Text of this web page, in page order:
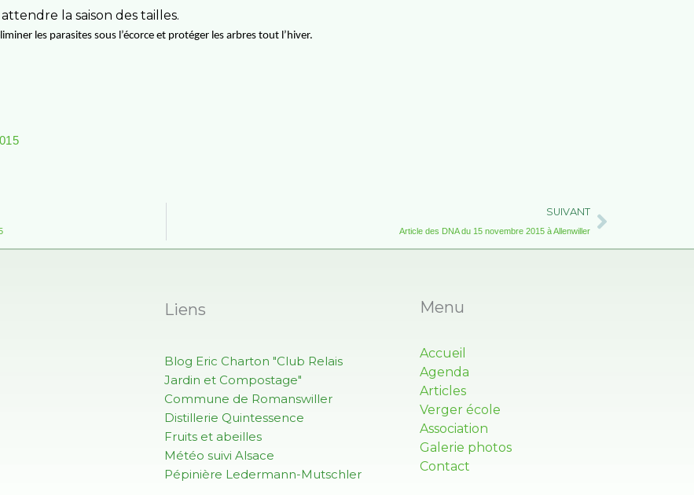
la saison des tailles.
les parasites sous l’écorce et protéger les arbres tout l’hiver.
SUIVANT
Article des DNA du 15 novembre 2015 à Allenwiller
Suivant
Liens
Blog Eric Charton "Club Relais
Jardin et Compostage"
Commune de Romanswiller
Distillerie Quintessence
Fruits et abeilles
Météo suivi Alsace
Pépinière Ledermann-Mutschler
Menu
Accueil
Agenda
Articles
Verger école
Association
Galerie photos
Contact